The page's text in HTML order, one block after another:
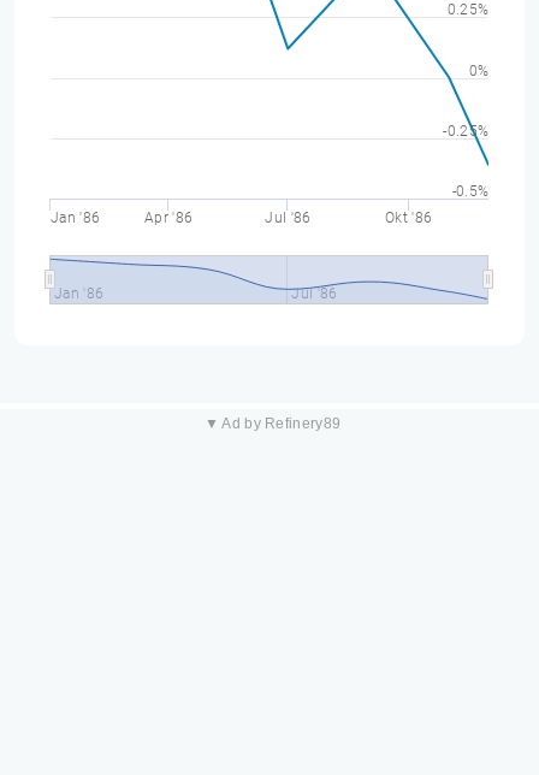
Jan '86 Apr '86 Jul '86 Okt '86
Jan '86 Jul '86
-0.5%
-0.25%
0%
0.25%
▼ Ad by Refinery89